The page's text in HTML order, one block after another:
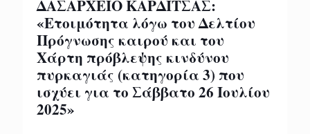
ΔΑΣΑΡΧΕΙΟ ΚΑΡΔΙΤΣΑΣ:
«Ετοιμότητα λόγω του Δελτίου
Πρόγνωσης καιρού και του
Χάρτη πρόβλεψης κινδύνου
πυρκαγιάς (κατηγορία 3) που
ισχύει για το Σάββατο 26 Ιουλίου
2025»